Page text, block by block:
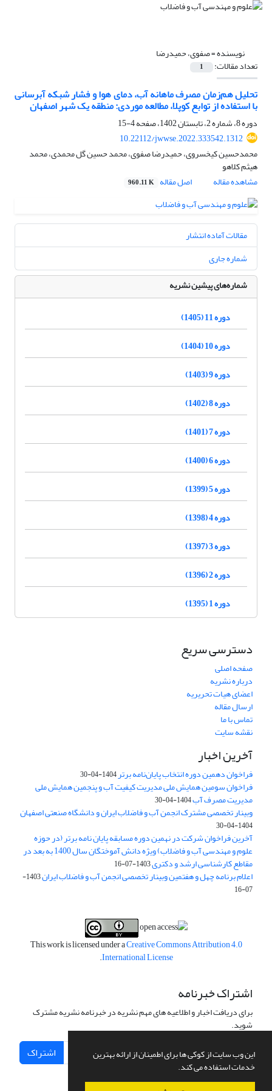
این وب سایت از کوکی ها برای اطمینان از ارائه بهترین
خدمات استفاده می کند.
نویسنده =صفوی، حمیدرضا
تعداد مقالات: 1
تحلیل هم‌زمان مصرف ماهانه آب، دمای هوا و فشار شبکه آبرسانی
با استفاده از توابع کوپلا، مطالعه موردی: منطقه یک شهر اصفهان
دوره 8، شماره 2، تابستان 1402، صفحه
4-15
10.22112/jwwse.2022.333542.1312
محمدحسین کیخسروی، حمیدرضا صفوی، محمد حسین گل محمدی، محمد
هیثم کلاهو
مشاهده مقاله
اصل مقاله 960.11 K
مقالات آماده انتشار
شماره جاری
شماره‌های پیشین نشریه
دوره 11 (1405)
دوره 10 (1404)
دوره 9 (1403)
دوره 8 (1402)
دوره 7 (1401)
دوره 6 (1400)
دوره 5 (1399)
دوره 4 (1398)
دوره 3 (1397)
دوره 2 (1396)
دوره 1 (1395)
دسترسی سریع
صفحه اصلی
درباره نشریه
اعضای هیات تحریریه
ارسال مقاله
تماس با ما
نقشه سایت
آخرین اخبار
فراخوان دهمین دوره انتخاب پایان‌نامه برتر1404-04-30
فراخوان سومین همایش ملی مدیریت کیفیت آب و پنجمین همایش ملی
مدیریت مصرف آب1404-04-30
وبینار تخصصی مشترک انجمن آب و فاضلاب ایران و دانشگاه صنعتی اصفهان
1404-04-30
آخرین فراخوان شرکت در نهمین دوره مسابقه پایان نامه برتر (در حوزه
علوم و مهندسی آب و فاضلاب) ویژه دانش آموختگان سال 1400 به بعد در
مقاطع کارشناسی ارشد و دکتری1403-07-16
اعلام برنامه چهل و هفتمین وبینار تخصصی انجمن آب و فاضلاب ایران
1403-
07-16
This work is licensed under aCreative Commons Attribution 4.0
International License
.
اشتراک خبرنامه
برای دریافت اخبار و اطلاعیه های مهم نشریه در خبرنامه نشریه مشترک
شوید.
اشتراک